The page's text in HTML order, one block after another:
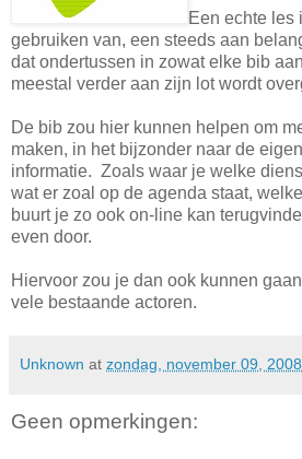
Een echte les
gebruiken van, een steeds aan
dat ondertussen in zowat elke bib
meestal verder aan zijn lot wordt
De bib zou hier kunnen helpen om
maken, in het bijzonder naar de
informatie. Zoals waar je welke
wat er zoal op de agenda staat,
buurt je zo ook on-line kan
even door.
Hiervoor zou je dan ook kunnen
vele bestaande actoren.
Unknown at zondag, november 09, 2008
Geen opmerkingen: